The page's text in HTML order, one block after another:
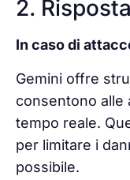
2.
In caso di
Gemini offre
consentono alle
tempo reale.
per limitare i
possibile.